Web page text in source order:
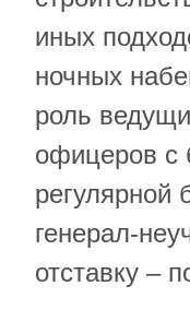
иных
ночных
роль
офицеров с
регулярной
генерал-
отставку –